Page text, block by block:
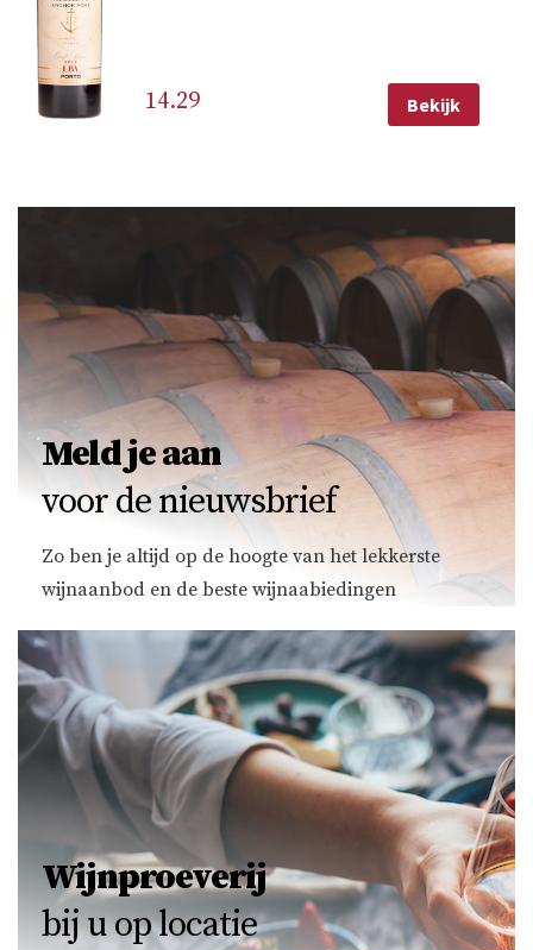
14.29 Bekijk
Meld je aan
voor de nieuwsbrief
Zo ben je altijd op de hoogte van het lekkerste
wijnaanbod en de beste wijnaabiedingen
Wijnproeverij
bij u op locatie